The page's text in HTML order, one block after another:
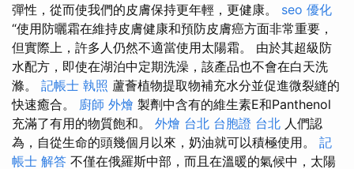
彈性，從而使我們的皮膚保持更年輕，更健康。 seo 優化
“使用防曬霜在維持皮膚健康和預防皮膚癌方面非常重要，
但實際上，許多人仍然不適當使用太陽霜。 由於其超級防
水配方，即使在湖泊中定期洗澡，該產品也不會在白天洗
滌。 記帳士 執照 蘆薈植物提取物補充水分並促進微裂縫的
快速癒合。 廚師 外燴 製劑中含有的維生素E和Panthenol
充滿了有用的物質飽和。 外燴 台北 台胞證 台北 人們認
為，自從生命的頭幾個月以來，奶油就可以積極使用。 記
帳士 解答 不僅在俄羅斯中部，而且在溫暖的氣候中，太陽